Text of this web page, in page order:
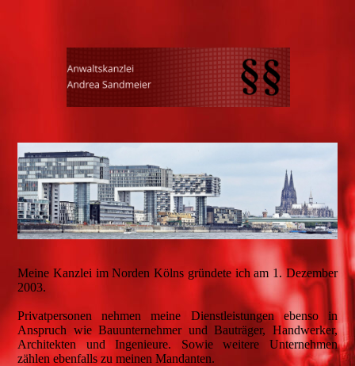
Meine Kanzlei im Norden Kölns gründete ich am 1. Dezember
2003.
Privatpersonen nehmen meine Dienstleistungen ebenso in
Anspruch wie Bauunternehmer und Bauträger, Handwerker,
Architekten und Ingenieure. Sowie weitere Unternehmen
zählen ebenfalls zu meinen Mandanten.